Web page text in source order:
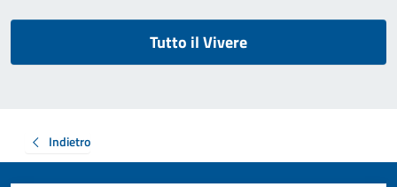
Tutto il Vivere
Indietro